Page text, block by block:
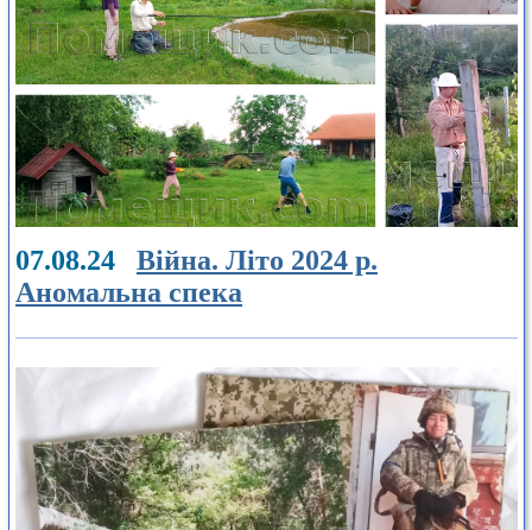
07.08.24 Війна. Літо 2024 р.
Аномальна спека